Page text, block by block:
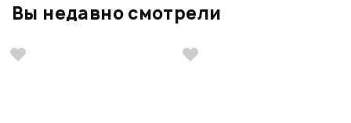
Вы недавно смотрели